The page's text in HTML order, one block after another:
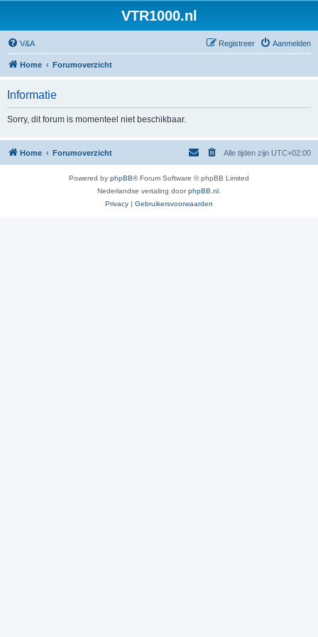
VTR1000.nl
V&A Aanmelden
Registreer
Home Forumoverzicht
Informatie
Sorry, dit forum is momenteel niet beschikbaar.
Home Forumoverzicht Alle tijden zijn UTC+02:00
Powered by phpBB® Forum Software © phpBB Limited
Nederlandse vertaling doorphpBB.nl
Privacy | Gebruikersvoorwaarden